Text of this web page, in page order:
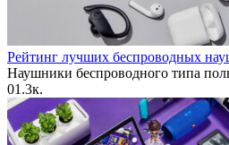
Рейтинг лучших беспроводных
Наушники беспроводного типа
01.3к.